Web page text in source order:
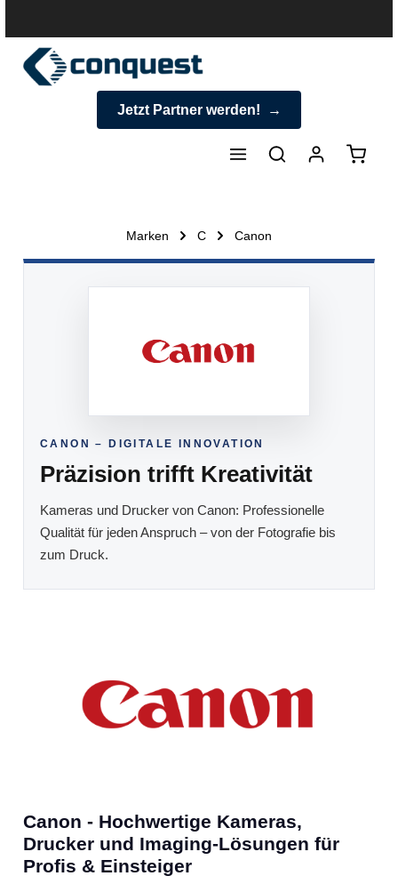
Jetzt Partner werden!
Marken C Canon
CANON – DIGITALE INNOVATION
Präzision trifft Kreativität
Kameras und Drucker von Canon: Professionelle
Qualität für jeden Anspruch – von der Fotografie bis
zum Druck.
Canon - Hochwertige Kameras,
Drucker und Imaging-Lösungen für
Profis & Einsteiger